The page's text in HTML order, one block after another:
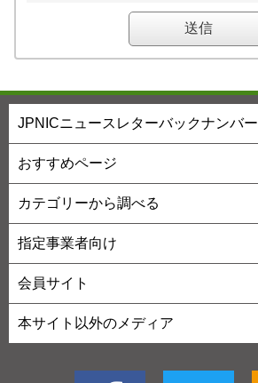
JPNICニュースレターバックナンバー
おすすめページ
カテゴリーから調べる
指定事業者向け
会員サイト
本サイト以外のメディア